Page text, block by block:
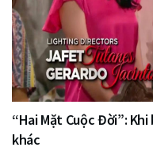
“Hai Mặt Cuộc Đời”:
khác